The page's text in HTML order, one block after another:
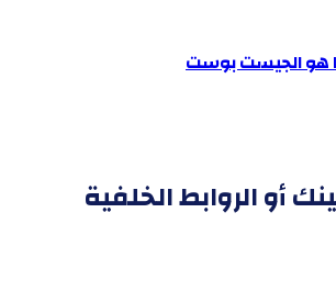
هو الجيست بوست
أو الروابط الخلفية